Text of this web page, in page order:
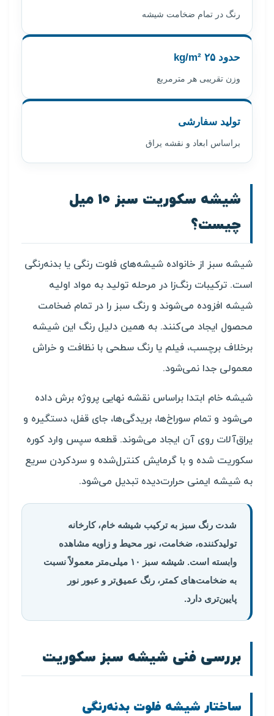
رنگ در تمام ضخامت شیشه
حدود ۲۵ kg/m²
وزن تقریبی هر مترمربع
تولید سفارشی
براساس ابعاد و نقشه یراق
شیشه سکوریت سبز ۱۰ میل
چیست؟
شیشه سبز از خانواده شیشه‌های فلوت رنگی یا بدنه‌رنگی
است. ترکیبات رنگ‌زا در مرحله تولید به مواد اولیه
شیشه افزوده می‌شوند و رنگ سبز را در تمام ضخامت
محصول ایجاد می‌کنند. به همین دلیل رنگ این شیشه
برخلاف برچسب، فیلم یا رنگ سطحی با نظافت و خراش
معمولی جدا نمی‌شود.
شیشه خام ابتدا براساس نقشه نهایی پروژه برش داده
می‌شود و تمام سوراخ‌ها، بریدگی‌ها، جای قفل، دستگیره و
یراق‌آلات روی آن ایجاد می‌شوند. قطعه سپس وارد کوره
سکوریت شده و با گرمایش کنترل‌شده و سردکردن سریع
به شیشه ایمنی حرارت‌دیده تبدیل می‌شود.
شدت رنگ سبز به ترکیب شیشه خام، کارخانه
تولیدکننده، ضخامت، نور محیط و زاویه مشاهده
وابسته است. شیشه سبز ۱۰ میلی‌متر معمولاً نسبت
به ضخامت‌های کمتر، رنگ عمیق‌تر و عبور نور
پایین‌تری دارد.
بررسی فنی شیشه سبز سکوریت
ساختار شیشه فلوت بدنه‌رنگی